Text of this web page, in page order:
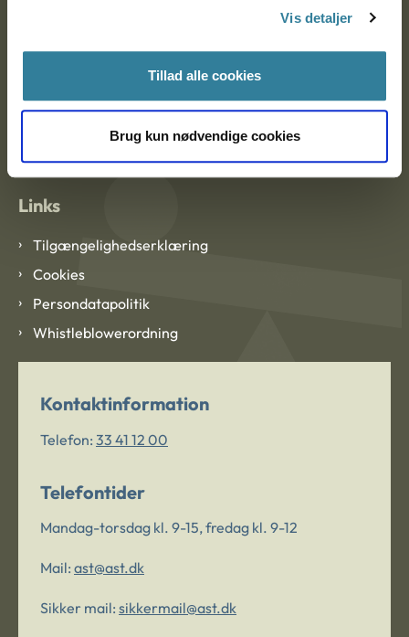
Vis detaljer
Tillad alle cookies
Brug kun nødvendige cookies
Om Ankestyrelsen
Blanketter og kontaktformularer
Links
Tilgængelighedserklæring
Cookies
Persondatapolitik
Whistleblowerordning
Kontaktinformation
Telefon: 33 41 12 00
Telefontider
Mandag-torsdag kl. 9-15, fredag kl. 9-12
Mail: ast@ast.dk
Sikker mail: sikkermail@ast.dk